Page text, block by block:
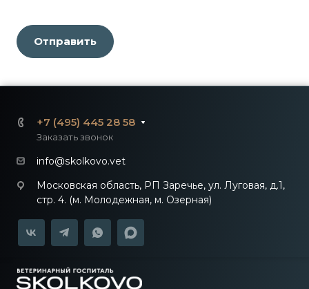
+7 (495) 445 28 58
Заказать звонок
info@skolkovo.vet
Московская область, РП Заречье, ул. Луговая, д.1,
стр. 4. (м. Молодежная, м. Озерная)